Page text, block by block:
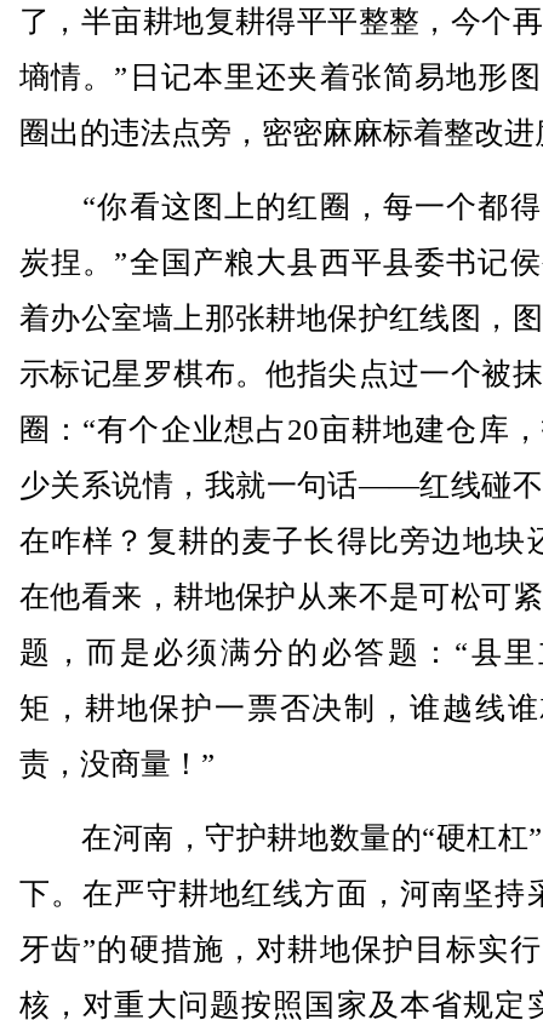
了，半亩耕地复耕得平平整整，今个
墒情。”日记本里还夹着张简易地形
圈出的违法点旁，密密麻麻标着整改进
“你看这图上的红圈，每一个都得
炭捏。”全国产粮大县西平县委书记
着办公室墙上那张耕地保护红线图，
示标记星罗棋布。他指尖点过一个被
圈：“有个企业想占20亩耕地建仓库
少关系说情，我就一句话——红线碰
在咋样？复耕的麦子长得比旁边地块
在他看来，耕地保护从来不是可松可
题，而是必须满分的必答题：“县
矩，耕地保护一票否决制，谁越线
责，没商量！”
在河南，守护耕地数量的“硬杠杠
下。在严守耕地红线方面，河南坚持
牙齿”的硬措施，对耕地保护目标实
核，对重大问题按照国家及本省规定